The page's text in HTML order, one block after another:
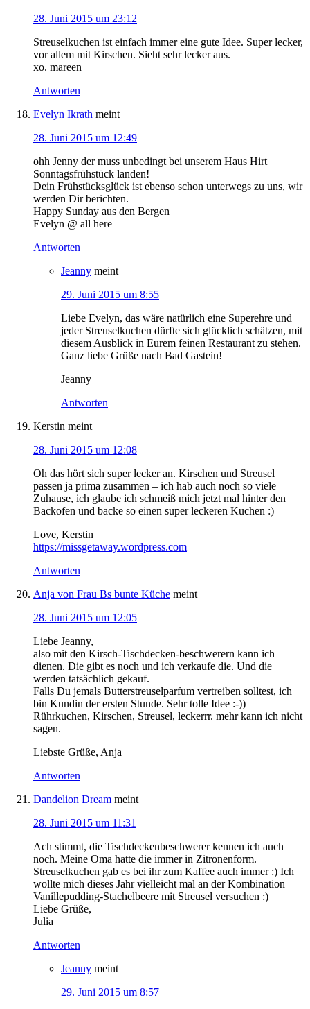
28. Juni 2015 um 23:12
Streuselkuchen ist einfach immer eine gute Idee. Super lecker,
vor allem mit Kirschen. Sieht sehr lecker aus.
xo. mareen
Antworten
Evelyn Ikrath meint
28. Juni 2015 um 12:49
ohh Jenny der muss unbedingt bei unserem Haus Hirt
Sonntagsfrühstück landen!
Dein Frühstücksglück ist ebenso schon unterwegs zu uns, wir
werden Dir berichten.
Happy Sunday aus den Bergen
Evelyn @ all here
Antworten
Jeanny meint
29. Juni 2015 um 8:55
Liebe Evelyn, das wäre natürlich eine Superehre und
jeder Streuselkuchen dürfte sich glücklich schätzen, mit
diesem Ausblick in Eurem feinen Restaurant zu stehen.
Ganz liebe Grüße nach Bad Gastein!
Jeanny
Antworten
Kerstin meint
28. Juni 2015 um 12:08
Oh das hört sich super lecker an. Kirschen und Streusel
passen ja prima zusammen – ich hab auch noch so viele
Zuhause, ich glaube ich schmeiß mich jetzt mal hinter den
Backofen und backe so einen super leckeren Kuchen :)
Love, Kerstin
https://missgetaway.wordpress.com
Antworten
Anja von Frau Bs bunte Küche meint
28. Juni 2015 um 12:05
Liebe Jeanny,
also mit den Kirsch-Tischdecken-beschwerern kann ich
dienen. Die gibt es noch und ich verkaufe die. Und die
werden tatsächlich gekauf.
Falls Du jemals Butterstreuselparfum vertreiben solltest, ich
bin Kundin der ersten Stunde. Sehr tolle Idee :-))
Rührkuchen, Kirschen, Streusel, leckerrr. mehr kann ich nicht
sagen.
Liebste Grüße, Anja
Antworten
Dandelion Dream meint
28. Juni 2015 um 11:31
Ach stimmt, die Tischdeckenbeschwerer kennen ich auch
noch. Meine Oma hatte die immer in Zitronenform.
Streuselkuchen gab es bei ihr zum Kaffee auch immer :) Ich
wollte mich dieses Jahr vielleicht mal an der Kombination
Vanillepudding-Stachelbeere mit Streusel versuchen :)
Liebe Grüße,
Julia
Antworten
Jeanny meint
29. Juni 2015 um 8:57